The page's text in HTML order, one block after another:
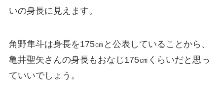
いの身長に見えます。
角野隼斗は身長を175㎝と公表していることから、
亀井聖矢さんの身長もおなじ175㎝くらいだと思っ
ていいでしょう。